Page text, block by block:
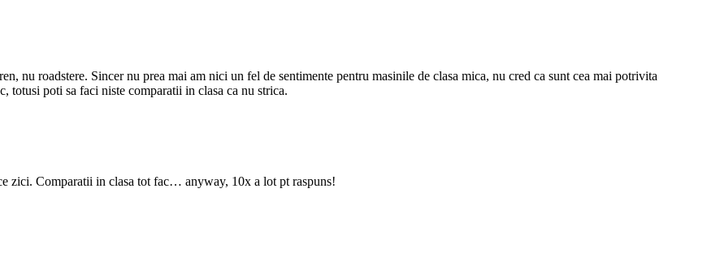
nu roadstere. Sincer nu prea mai am nici un fel de sentimente pentru masinile de clasa mica, nu cred ca sunt cea mai potrivita
totusi poti sa faci niste comparatii in clasa ca nu strica.
zici. Comparatii in clasa tot fac… anyway, 10x a lot pt raspuns!